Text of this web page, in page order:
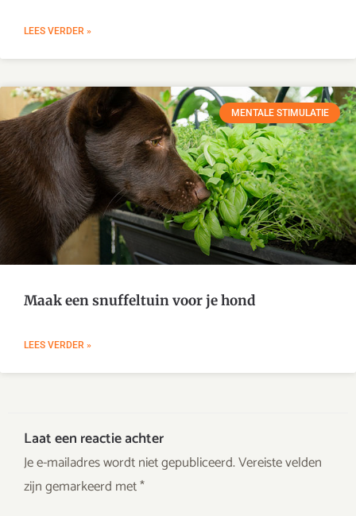
LEES VERDER »
MENTALE STIMULATIE
Maak een snuffeltuin voor je hond
LEES VERDER »
Laat een reactie achter
Je e-mailadres wordt niet gepubliceerd.Vereiste velden
zijn gemarkeerd met*